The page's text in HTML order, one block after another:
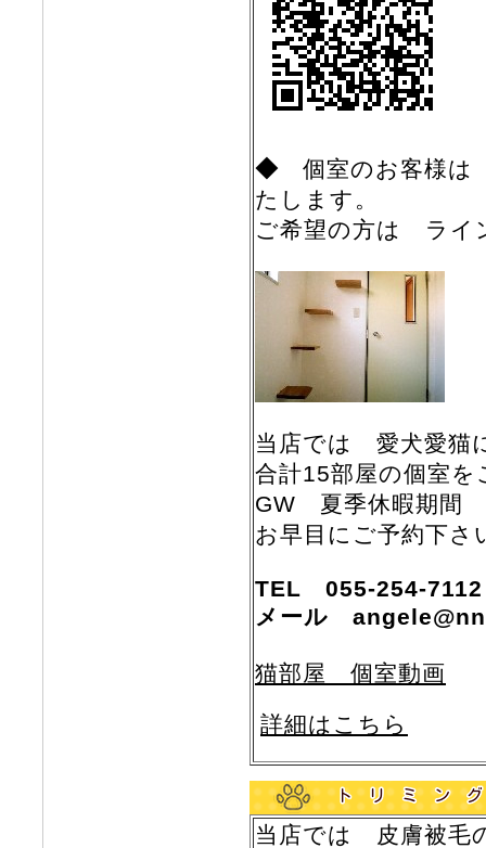
◆ 個室のお客様
たします。
ご希望の方は ライ
当店では 愛犬愛猫
合計15部屋の個室
GW 夏季休暇期間
お早目にご予約下さ
TEL 055-254-7112
メール
猫部屋 個室動画
詳細はこちら
当店では 皮膚被毛